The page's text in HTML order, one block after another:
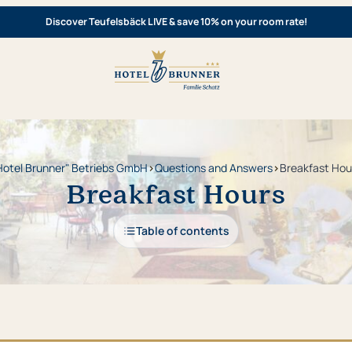
Discover Teufelsbäck LIVE & save 10% on your room rate!
Brunner" Betriebs GmbH›Questions and Answers›Breakfast
Breakfast Hours
Table of contents